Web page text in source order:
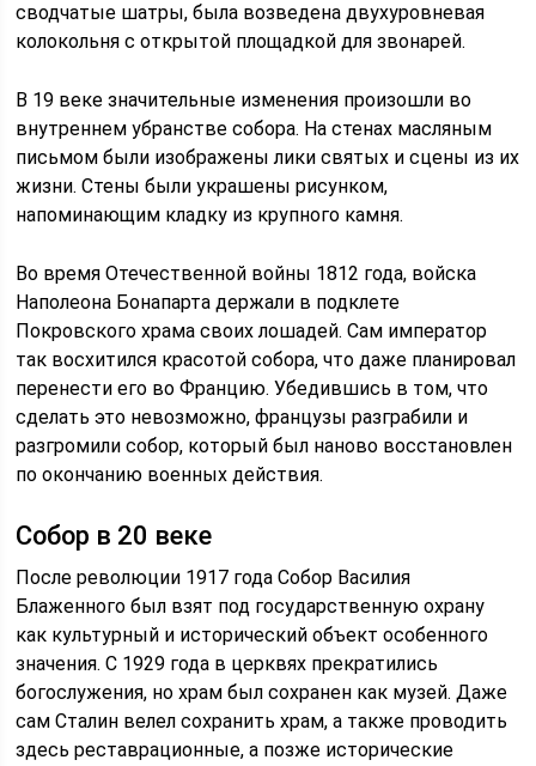
сводчатые шатры, была возведена двухуровневая
колокольня с открытой площадкой для звонарей.
В 19 веке значительные изменения произошли во
внутреннем убранстве собора. На стенах масляным
письмом были изображены лики святых и сцены из их
жизни. Стены были украшены рисунком,
напоминающим кладку из крупного камня.
Во время Отечественной войны 1812 года, войска
Наполеона Бонапарта держали в подклете
Покровского храма своих лошадей. Сам император
так восхитился красотой собора, что даже планировал
перенести его во Францию. Убедившись в том, что
сделать это невозможно, французы разграбили и
разгромили собор, который был наново восстановлен
по окончанию военных действия.
Собор в 20 веке
После революции 1917 года Собор Василия
Блаженного был взят под государственную охрану
как культурный и исторический объект особенного
значения. С 1929 года в церквях прекратились
богослужения, но храм был сохранен как музей. Даже
сам Сталин велел сохранить храм, а также проводить
здесь реставрационные, а позже исторические